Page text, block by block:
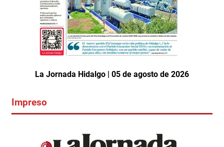
La Jornada Hidalgo | 05 de agosto de 2026
Impreso